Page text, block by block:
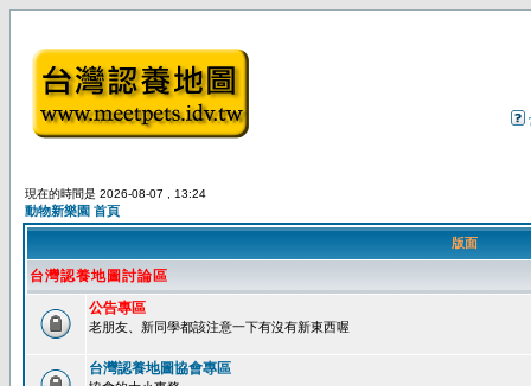
現在的時間是 2026-08-07 , 13:24
動物新樂園 首頁
版面
台灣認養地圖討論區
公告專區
老朋友、新同學都該注意一下有沒有新東西喔
台灣認養地圖協會專區